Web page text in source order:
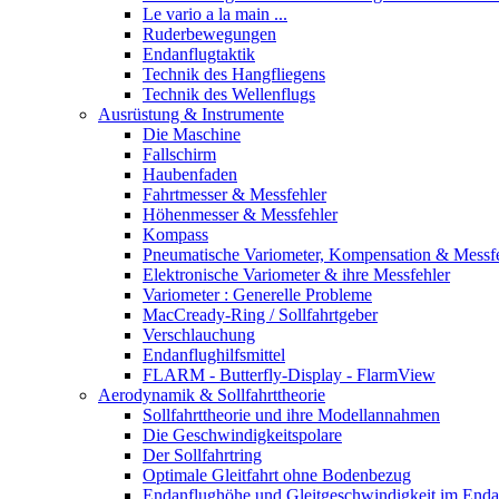
Le vario a la main ...
Ruderbewegungen
Endanflugtaktik
Technik des Hangfliegens
Technik des Wellenflugs
Ausrüstung & Instrumente
Die Maschine
Fallschirm
Haubenfaden
Fahrtmesser & Messfehler
Höhenmesser & Messfehler
Kompass
Pneumatische Variometer, Kompensation &
Elektronische Variometer & ihre Messfehler
Variometer : Generelle Probleme
MacCready-Ring / Sollfahrtgeber
Verschlauchung
Endanflughilfsmittel
FLARM - Butterfly-Display - FlarmView
Aerodynamik & Sollfahrttheorie
Sollfahrttheorie und ihre Modellannahmen
Die Geschwindigkeitspolare
Der Sollfahrtring
Optimale Gleitfahrt ohne Bodenbezug
Endanflughöhe und Gleitgeschwindigkeit im